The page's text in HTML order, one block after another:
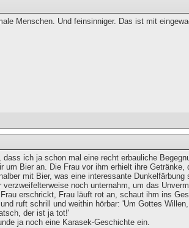
Menschen. Und feinsinniger. Das ist mit
ich ja schon mal eine recht erbauliche
um Bier an. Die Frau vor ihm erhielt ihre
mit Bier, was eine interessante
noch unternahm, um das
erschrickt, Frau läuft rot an, schaut ihm ins
ruft schrill und weithin hörbar: 'Um Gottes
der ist ja tot!'
ja noch eine Karasek-Geschichte ein.